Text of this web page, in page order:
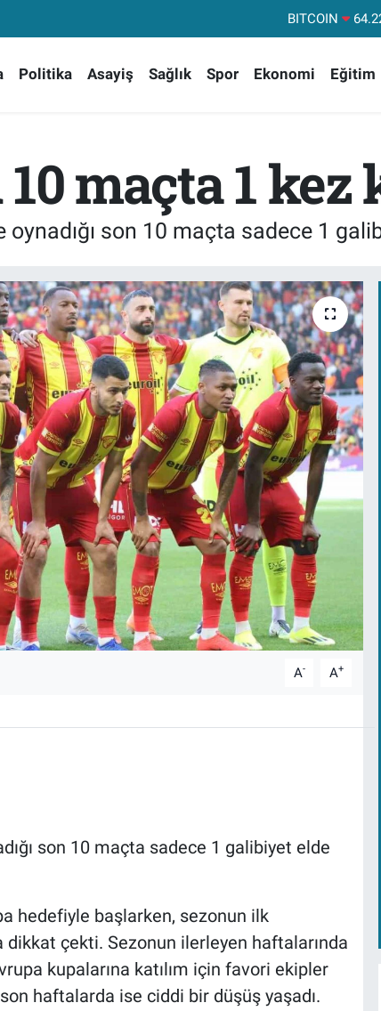
DOLAR
STERLİN
BITCOIN
Politika Asayiş Sağlık Spor Ekonomi Eğitim
maçta 1 kez
oynadığı son 10 maçta sadece 1
A- A+
son 10 maçta sadece 1 galibiyet elde
hedefiyle başlarken, sezonun ilk
dikkat çekti. Sezonun ilerleyen haftalarında
kupalarına katılım için favori ekipler
son haftalarda ise ciddi bir düşüş yaşadı.